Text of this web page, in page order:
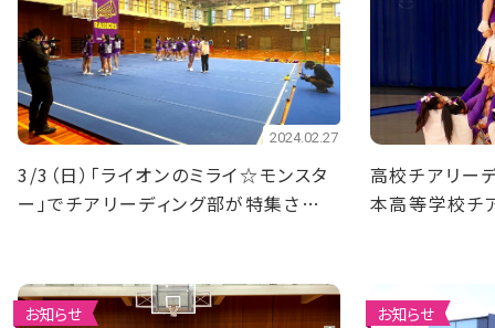
2024.02.27
3/3（日）「ライオンのミライ☆モンスタ
ー」でチアリーディング部が特集されま
高校チアリー
本高等学校チ
お知らせ お知らせ